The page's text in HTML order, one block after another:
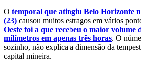
O temporal que atingiu Belo Horizonte
(23) causou muitos estragos em vários
Oeste foi a que recebeu o maior volume
milímetros em apenas três horas. O
sozinho, não explica a dimensão da
capital mineira.